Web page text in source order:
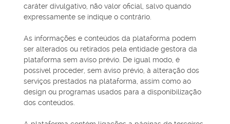
caráter divulgativo, não valor oficial, salvo quando
expressamente se indique o contrário.
As informações e conteúdos da plataforma podem
ser alterados ou retirados pela entidade gestora da
plataforma sem aviso prévio. De igual modo, é
possível proceder, sem aviso prévio, à alteração dos
serviços prestados na plataforma, assim como ao
design ou programas usados para a disponibilização
dos conteúdos.